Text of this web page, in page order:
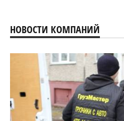
НОВОСТИ КОМПАНИЙ